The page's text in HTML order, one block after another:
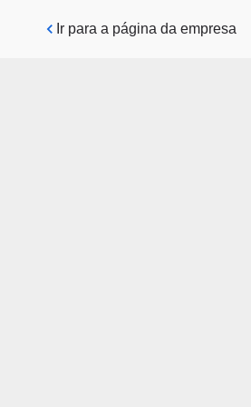
Pular para o conteúdo principal
Ir para a página da empresa